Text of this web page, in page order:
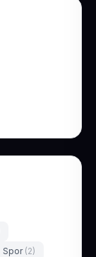
Spor (2)